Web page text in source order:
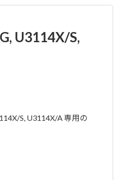
U3114X/S,
S, U3114X/A 専用の